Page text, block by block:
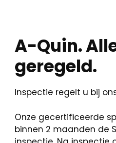
A-Quin.
geregeld.
Inspectie regelt u bij
Onze gecertificeerde
binnen 2 maanden de